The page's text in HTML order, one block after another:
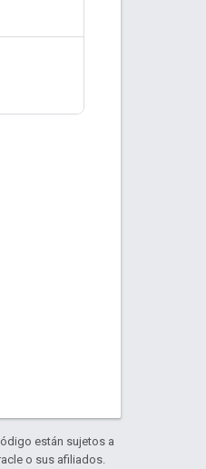
están sujetos a
o sus afiliados.